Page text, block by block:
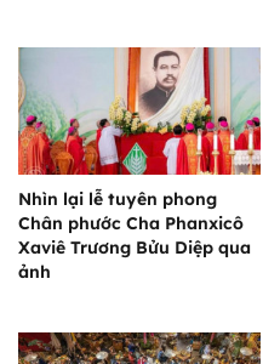
Nhìn lại lễ tuyên phong
Chân phước Cha Phanxicô
Xaviê Trương Bửu Diệp qua
ảnh